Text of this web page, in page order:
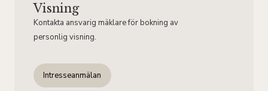
Visning
Kontakta ansvarig mäklare för bokning av
personlig visning.
Intresseanmälan